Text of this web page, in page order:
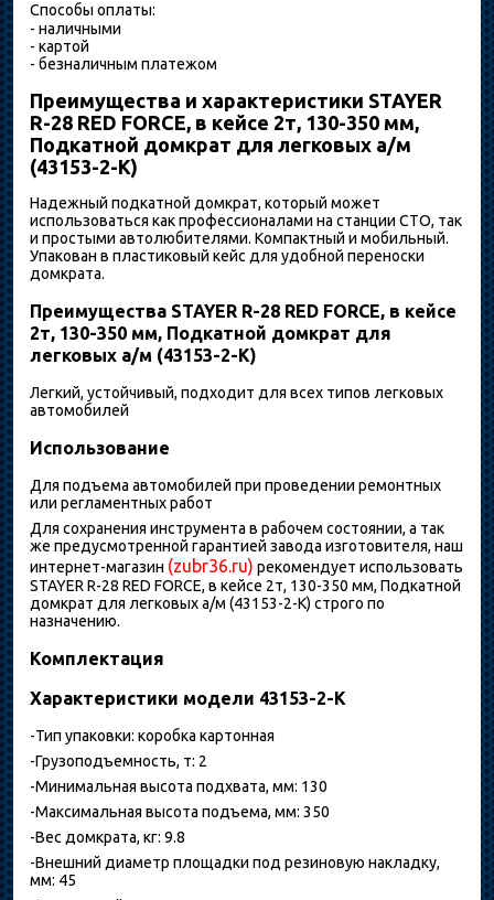
Способы оплаты:
- наличными
- картой
- безналичным платежом
Преимущества и характеристики STAYER
R-28 RED FORCE, в кейсе 2т, 130-350 мм,
Подкатной домкрат для легковых а/м
(43153-2-K)
Надежный подкатной домкрат, который может
использоваться как профессионалами на станции СТО, так
и простыми автолюбителями. Компактный и мобильный.
Упакован в пластиковый кейс для удобной переноски
домкрата.
Преимущества STAYER R-28 RED FORCE, в кейсе
2т, 130-350 мм, Подкатной домкрат для
легковых а/м (43153-2-K)
Легкий, устойчивый, подходит для всех типов легковых
автомобилей
Использование
Для подъема автомобилей при проведении ремонтных
или регламентных работ
Для сохранения инструмента в рабочем состоянии, а так
же предусмотренной гарантией завода изготовителя, наш
интернет-магазин (zubr36.ru) рекомендует использовать
STAYER R-28 RED FORCE, в кейсе 2т, 130-350 мм, Подкатной
домкрат для легковых а/м (43153-2-K) строго по
назначению.
Комплектация
Характеристики модели 43153-2-K
-Тип упаковки: коробка картонная
-Грузоподъемность, т: 2
-Минимальная высота подхвата, мм: 130
-Максимальная высота подъема, мм: 350
-Вес домкрата, кг: 9.8
-Внешний диаметр площадки под резиновую накладку,
мм: 45